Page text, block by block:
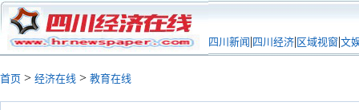
四川新闻 | 四川经济| 区域视窗|文
首页 > 经济在线 > 教育在线